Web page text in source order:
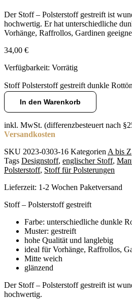
Der Stoff – Polsterstoff gestreift ist
hochwertig. Er hat unterschiedliche
Vorhänge, Raffrollos, Gardinen
34,00 €
Verfügbarkeit: Vorrätig
Stoff Polsterstoff gestreift dunkle
In den Warenkorb
inkl. MwSt. (differenzbesteuert nach
Versandkosten
SKU 2023-0303-16 Kategorien A bis Z
Tags Designstoff, englischer Stoff,
Polsterstoff, Stoff für Polsterungen
Lieferzeit: 1-2 Wochen Paketversand
Stoff – Polsterstoff gestreift
Farbe: unterschiedliche dunkle
Muster: gestreift
hohe Qualität und langlebig
ideal für Vorhänge, Raffrollos,
Mitte weich
glänzend
Der Stoff – Polsterstoff gestreift ist
hochwertig.